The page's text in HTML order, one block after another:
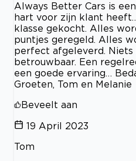
Always Better Cars is
hart voor zijn klant
klasse gekocht. Alles
puntjes geregeld. Alles
perfect afgeleverd.
betrouwbaar. Een
een goede ervaring…
Groeten, Tom en Melanie
Beveelt aan
19 April 2023
Tom